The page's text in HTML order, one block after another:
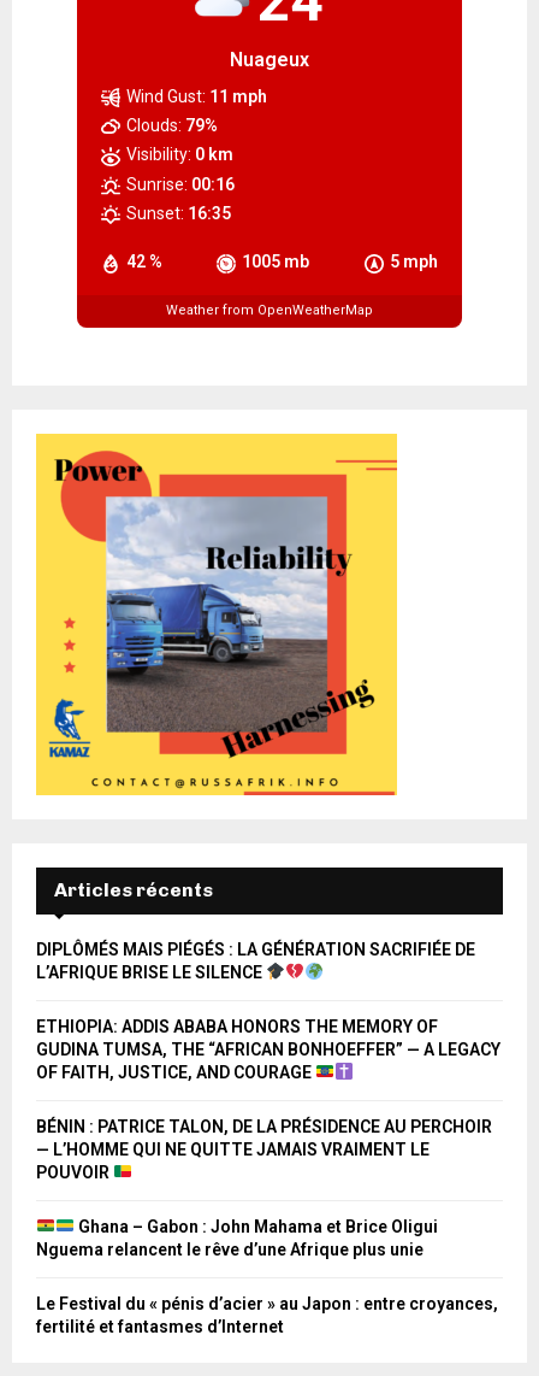
Nuageux
42 % 1005 mb 5 mph
Wind Gust: 11 mph
Clouds: 79%
Visibility: 0 km
Sunrise: 00:16
Sunset: 16:35
Weather from OpenWeatherMap
Articles récents
DIPLÔMÉS MAIS PIÉGÉS : LA GÉNÉRATION SACRIFIÉE DE
L’AFRIQUE BRISE LE SILENCE
ETHIOPIA: ADDIS ABABA HONORS THE MEMORY OF
GUDINA TUMSA, THE “AFRICAN BONHOEFFER” — A LEGACY
OF FAITH, JUSTICE, AND COURAGE
BÉNIN : PATRICE TALON, DE LA PRÉSIDENCE AU PERCHOIR
— L’HOMME QUI NE QUITTE JAMAIS VRAIMENT LE
POUVOIR
Ghana – Gabon : John Mahama et Brice Oligui
Nguema relancent le rêve d’une Afrique plus unie
Le Festival du « pénis d’acier » au Japon : entre croyances,
fertilité et fantasmes d’Internet